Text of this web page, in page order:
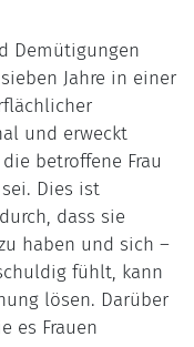
Demütigungen
Jahre in einer
und erweckt
betroffene Frau
Dies ist
dass sie
haben und sich –
fühlt, kann
lösen. Darüber
es Frauen